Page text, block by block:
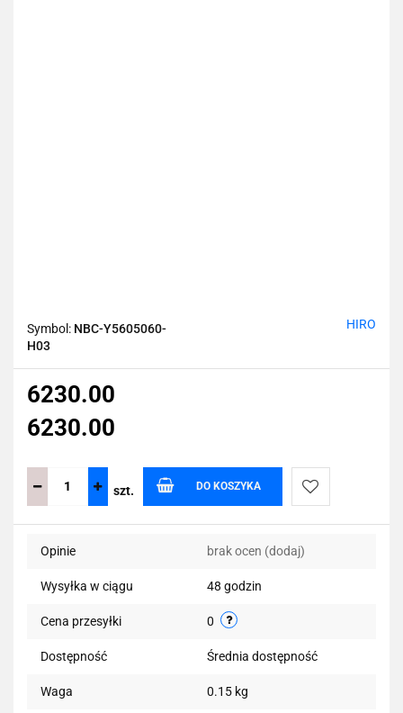
Symbol: NBC-Y5605060-
H03
HIRO
6230.00
6230.00
szt. DO KOSZYKA
Do
Opinie brak ocen (dodaj)
Wysyłka w ciągu 48 godzin
Cena przesyłki 0
Dostępność Średnia dostępność
Waga 0.15 kg